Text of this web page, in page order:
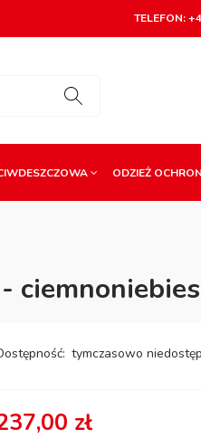
TELEFON:
ODZIEŻ
tymczasowo
zł